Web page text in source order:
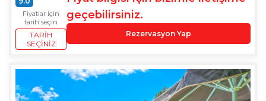
Fiyatlar için
tarih seçin
TARIH
SEÇINIZ
geçebilirsiniz.
Rezervasyon Yap